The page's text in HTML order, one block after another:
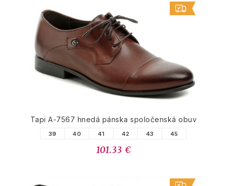
Tapi A-7567 hnedá pánska spoločenská obuv
39 40 41 42 43 45
101.33 €